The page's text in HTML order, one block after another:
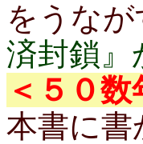
をうな
済封鎖』
＜５０
本書に書